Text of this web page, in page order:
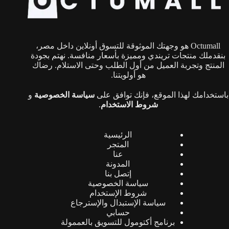
اختيار
المنتج
Octumall هو وجهتك الموثوقة للتسوق أونلاين داخل مصر،
بنقدملك منتجات تريندي ومميزة بأسعار منافسة. نهتم بجودة
المنتج وتجربة العميل من أول الطلب وحتى الاستلام. رضاك
هو أولويتنا.
باستخدامك لهذا الموقع، فإنك توافق علىسياسة الخصوصية و
شروط الاستخدام.
الرئيسية
المتجر
عنا
المدونة
إتصل بنا
سياسة الخصوصية
شروط الإستخدام
سياسة الإستبدال والإسترجاع
حسابي
برنامج أكتومول للتسويق بالعممولة